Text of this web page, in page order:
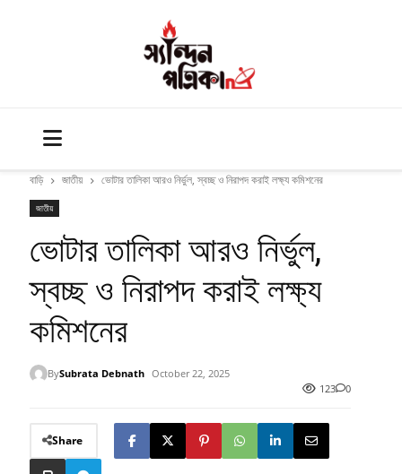
বাড়ি জাতীয় ভোটার তালিকা আরও নির্ভুল, স্বচ্ছ ও নিরাপদ করাই লক্ষ্য কমিশনের
জাতীয়
ভোটার তালিকা আরও নির্ভুল,
স্বচ্ছ ও নিরাপদ করাই লক্ষ্য
কমিশনের
BySubrata Debnath October 22, 2025
123
0
Share